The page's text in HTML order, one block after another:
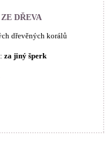
DŘEVA
dřevěných korálů
za jiný šperk